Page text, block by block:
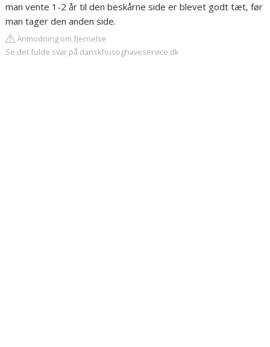
man vente 1-2 år til den beskårne side er blevet godt tæt, før
man tager den anden side.
Anmodning om fjernelse
Se det fulde svar på danskhusoghaveservice.dk